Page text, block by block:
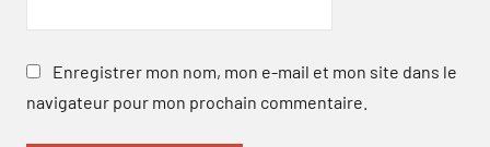
Enregistrer mon nom, mon e-mail et mon site dans le
navigateur pour mon prochain commentaire.